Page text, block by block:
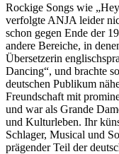
Rockige Songs wie
verfolgte ANJA leider
schon gegen Ende der
andere Bereiche, in
Übersetzerin
Dancing“, und brachte
deutschen Publikum
Freundschaft mit
und war als Grande
und Kulturleben. Ihr
Schlager, Musical und
prägender Teil der